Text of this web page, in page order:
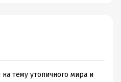
тему утопичного мира и